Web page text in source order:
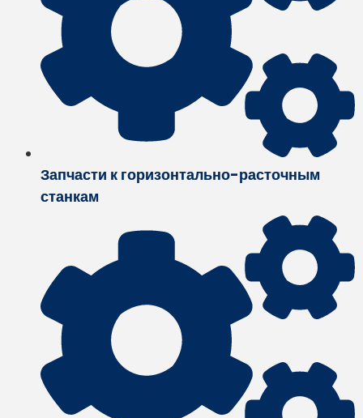
Запчасти к горизонтально-расточным
станкам